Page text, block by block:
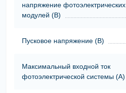
напряжение фотоэлектрических
модулей (В)
Пусковое напряжение (В)
Максимальный входной ток
фотоэлектрической системы (А)